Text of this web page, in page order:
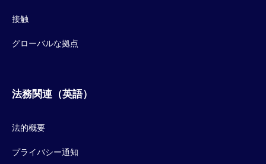
接触
グローバルな拠点
法務関連（英語）
法的概要
プライバシー通知